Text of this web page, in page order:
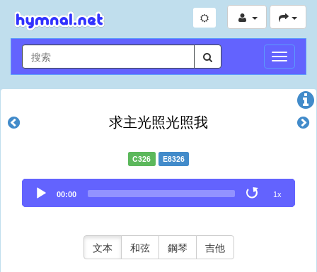
切
換
導
求主光照光照我
C326 E8326
Audio
Player
00:00 1x
文本 和弦 鋼琴 吉他